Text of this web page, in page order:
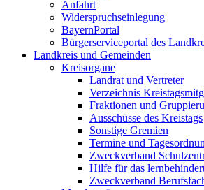
Anfahrt
Widerspruchseinlegung
BayernPortal
Bürgerserviceportal des
Landkreis und Gemeinden
Kreisorgane
Landrat und Vertreter
Verzeichnis
Fraktionen und
Ausschüsse des Kreistags
Sonstige Gremien
Termine und
Zweckverband
Hilfe für das
Zweckverband